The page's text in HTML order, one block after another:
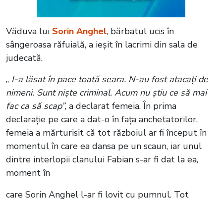
Văduva lui Sorin Anghel, bărbatul ucis în
sângeroasa răfuială, a ieșit în lacrimi din sala de
judecată.
„ I-a lăsat în pace toată seara. N-au fost atacați de
nimeni. Sunt niște criminal. Acum nu știu ce să mai
fac ca să scap”, a declarat femeia. În prima
declarație pe care a dat-o în fața anchetatorilor,
femeia a mărturisit că tot războiul ar fi început în
momentul în care ea dansa pe un scaun, iar unul
dintre interlopii clanului Fabian s-ar fi dat la ea,
moment în
care Sorin Anghel l-ar fi lovit cu pumnul. Tot